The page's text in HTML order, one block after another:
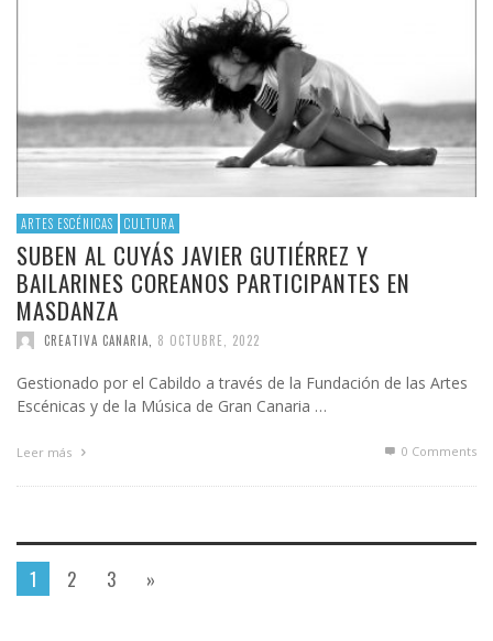
ARTES ESCÉNICAS CULTURA
SUBEN AL CUYÁS JAVIER GUTIÉRREZ Y
BAILARINES COREANOS PARTICIPANTES EN
MASDANZA
CREATIVA CANARIA 8 OCTUBRE, 2022
Gestionado por el Cabildo a través de la Fundación de las Artes
Escénicas y de la Música de Gran Canaria …
Leer más 0 Comments
1 2 3 »